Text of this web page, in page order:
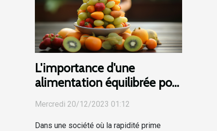
L'importance d'une
alimentation équilibrée pour
enfant
Mercredi 20/12/2023 01:12
Dans une société où la rapidité prime